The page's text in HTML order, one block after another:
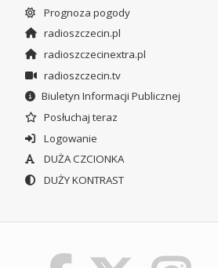
Prognoza pogody
radioszczecin.pl
radioszczecinextra.pl
radioszczecin.tv
Biuletyn Informacji Publicznej
Posłuchaj teraz
Logowanie
DUŻA CZCIONKA
DUŻY KONTRAST